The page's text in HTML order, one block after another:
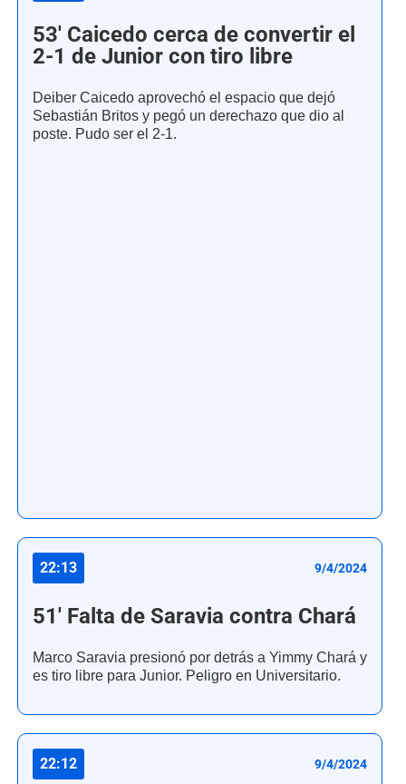
53' Caicedo cerca de convertir el
2-1 de Junior con tiro libre
Deiber Caicedo aprovechó el espacio que dejó
Sebastián Britos y pegó un derechazo que dio al
poste. Pudo ser el 2-1.
22:13 9/4/2024
51' Falta de Saravia contra Chará
Marco Saravia presionó por detrás a Yimmy Chará y
es tiro libre para Junior. Peligro en Universitario.
22:12 9/4/2024